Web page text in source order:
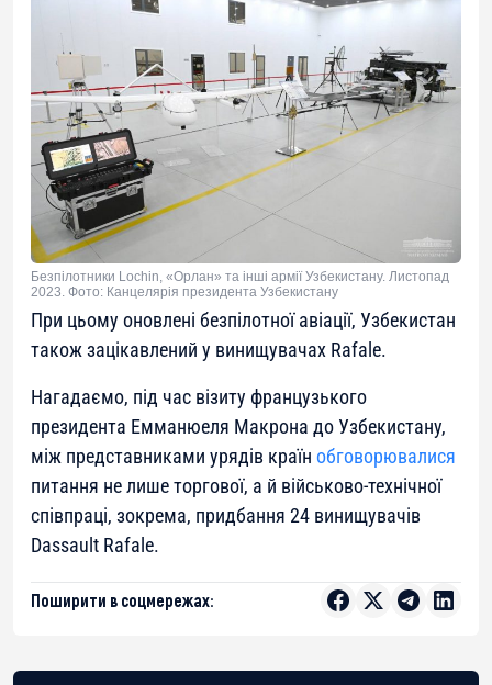
Безпілотники Lochin, «Орлан» та інші армії Узбекистану. Листопад
2023. Фото: Канцелярія президента Узбекистану
При цьому оновлені безпілотної авіації, Узбекистан
також зацікавлений у винищувачах Rafale.
Нагадаємо, під час візиту французького
президента Емманюеля Макрона до Узбекистану,
між представниками урядів країн обговорювалися
питання не лише торгової, а й військово-технічної
співпраці, зокрема, придбання 24 винищувачів
Dassault Rafale.
Поширити в соцмережах: